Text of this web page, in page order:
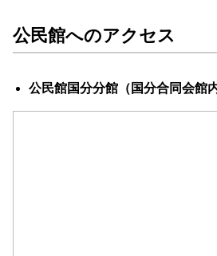
公民館へのアクセス
公民館国分分館（国分合同会館内